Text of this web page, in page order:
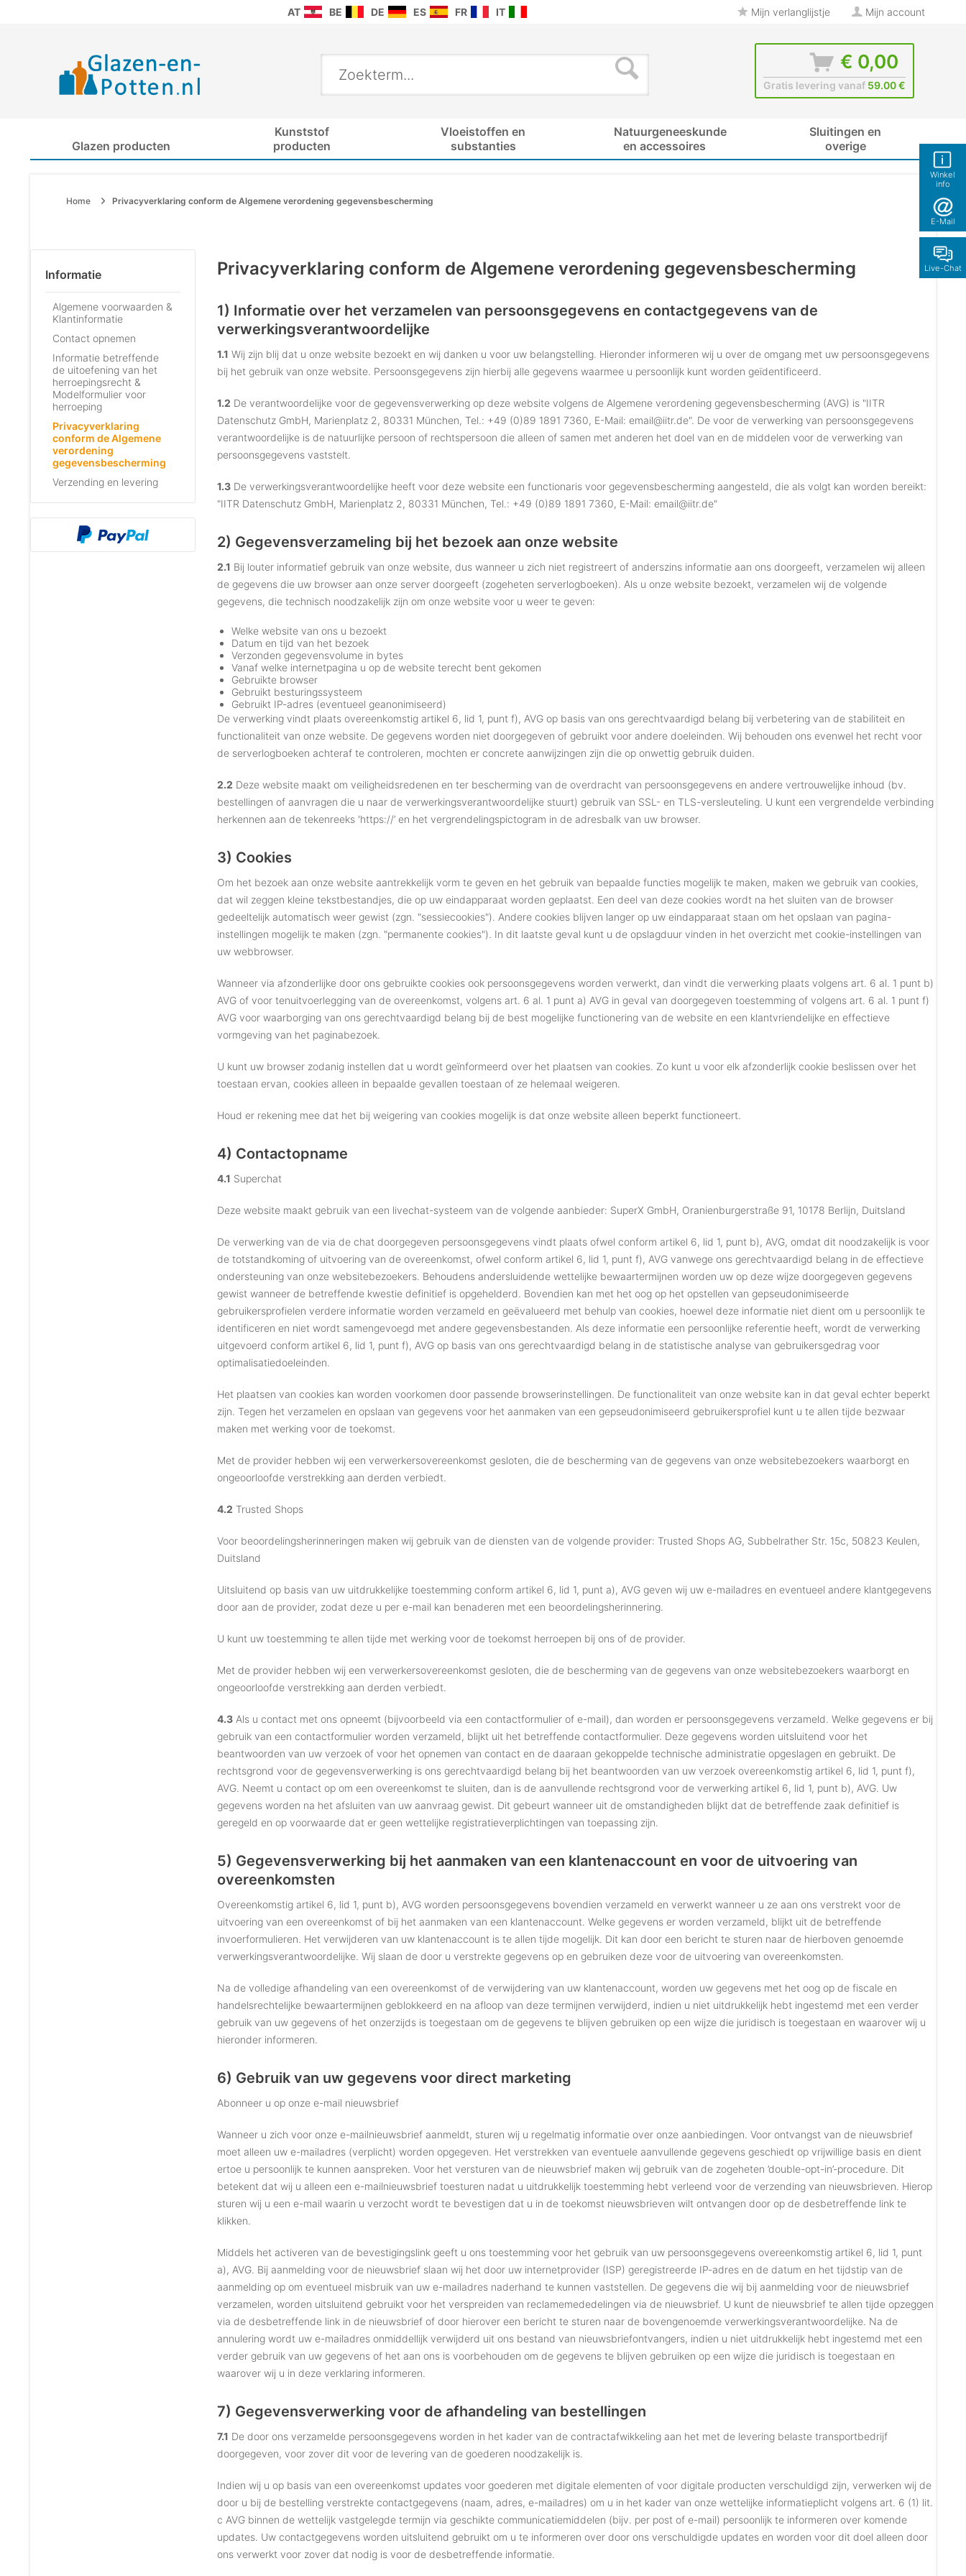
Winkel
info
E-Mail
Live-Chat
AT BE DE ES FR IT Mijn verlanglijstje Mijn account
€ 0,00
Gratis levering vanaf 59.00 €
Glazen producten
Kunststof
producten
Vloeistoffen en
substanties
Natuurgeneeskunde
en accessoires
Sluitingen en
overige
Home Privacyverklaring conform de Algemene verordening gegevensbescherming
Informatie
Algemene voorwaarden &
Klantinformatie
Contact opnemen
Informatie betreffende
de uitoefening van het
herroepingsrecht &
Modelformulier voor
herroeping
Privacyverklaring
conform de Algemene
verordening
gegevensbescherming
Verzending en levering
Privacyverklaring conform de Algemene verordening gegevensbescherming
1) Informatie over het verzamelen van persoonsgegevens en contactgegevens van de
verwerkingsverantwoordelijke
1.1 Wij zijn blij dat u onze website bezoekt en wij danken u voor uw belangstelling. Hieronder informeren wij u over de omgang met uw persoonsgegevens
bij het gebruik van onze website. Persoonsgegevens zijn hierbij alle gegevens waarmee u persoonlijk kunt worden geïdentificeerd.
1.2 De verantwoordelijke voor de gegevensverwerking op deze website volgens de Algemene verordening gegevensbescherming (AVG) is "IITR
Datenschutz GmbH, Marienplatz 2, 80331 München, Tel.: +49 (0)89 1891 7360, E-Mail: email@iitr.de". De voor de verwerking van persoonsgegevens
verantwoordelijke is de natuurlijke persoon of rechtspersoon die alleen of samen met anderen het doel van en de middelen voor de verwerking van
persoonsgegevens vaststelt.
1.3 De verwerkingsverantwoordelijke heeft voor deze website een functionaris voor gegevensbescherming aangesteld, die als volgt kan worden bereikt:
"IITR Datenschutz GmbH, Marienplatz 2, 80331 München, Tel.: +49 (0)89 1891 7360, E-Mail: email@iitr.de"
2) Gegevensverzameling bij het bezoek aan onze website
2.1 Bij louter informatief gebruik van onze website, dus wanneer u zich niet registreert of anderszins informatie aan ons doorgeeft, verzamelen wij alleen
de gegevens die uw browser aan onze server doorgeeft (zogeheten serverlogboeken). Als u onze website bezoekt, verzamelen wij de volgende
gegevens, die technisch noodzakelijk zijn om onze website voor u weer te geven:
Welke website van ons u bezoekt
Datum en tijd van het bezoek
Verzonden gegevensvolume in bytes
Vanaf welke internetpagina u op de website terecht bent gekomen
Gebruikte browser
Gebruikt besturingssysteem
Gebruikt IP-adres (eventueel geanonimiseerd)
De verwerking vindt plaats overeenkomstig artikel 6, lid 1, punt f), AVG op basis van ons gerechtvaardigd belang bij verbetering van de stabiliteit en
functionaliteit van onze website. De gegevens worden niet doorgegeven of gebruikt voor andere doeleinden. Wij behouden ons evenwel het recht voor
de serverlogboeken achteraf te controleren, mochten er concrete aanwijzingen zijn die op onwettig gebruik duiden.
2.2 Deze website maakt om veiligheidsredenen en ter bescherming van de overdracht van persoonsgegevens en andere vertrouwelijke inhoud (bv.
bestellingen of aanvragen die u naar de verwerkingsverantwoordelijke stuurt) gebruik van SSL- en TLS-versleuteling. U kunt een vergrendelde verbinding
herkennen aan de tekenreeks 'https://’ en het vergrendelingspictogram in de adresbalk van uw browser.
3) Cookies
Om het bezoek aan onze website aantrekkelijk vorm te geven en het gebruik van bepaalde functies mogelijk te maken, maken we gebruik van cookies,
dat wil zeggen kleine tekstbestandjes, die op uw eindapparaat worden geplaatst. Een deel van deze cookies wordt na het sluiten van de browser
gedeeltelijk automatisch weer gewist (zgn. "sessiecookies"). Andere cookies blijven langer op uw eindapparaat staan om het opslaan van pagina-
instellingen mogelijk te maken (zgn. "permanente cookies"). In dit laatste geval kunt u de opslagduur vinden in het overzicht met cookie-instellingen van
uw webbrowser.
Wanneer via afzonderlijke door ons gebruikte cookies ook persoonsgegevens worden verwerkt, dan vindt die verwerking plaats volgens art. 6 al. 1 punt b)
AVG of voor tenuitvoerlegging van de overeenkomst, volgens art. 6 al. 1 punt a) AVG in geval van doorgegeven toestemming of volgens art. 6 al. 1 punt f)
AVG voor waarborging van ons gerechtvaardigd belang bij de best mogelijke functionering van de website en een klantvriendelijke en effectieve
vormgeving van het paginabezoek.
U kunt uw browser zodanig instellen dat u wordt geïnformeerd over het plaatsen van cookies. Zo kunt u voor elk afzonderlijk cookie beslissen over het
toestaan ervan, cookies alleen in bepaalde gevallen toestaan of ze helemaal weigeren.
Houd er rekening mee dat het bij weigering van cookies mogelijk is dat onze website alleen beperkt functioneert.
4) Contactopname
4.1 Superchat
Deze website maakt gebruik van een livechat-systeem van de volgende aanbieder: SuperX GmbH, Oranienburgerstraße 91, 10178 Berlijn, Duitsland
De verwerking van de via de chat doorgegeven persoonsgegevens vindt plaats ofwel conform artikel 6, lid 1, punt b), AVG, omdat dit noodzakelijk is voor
de totstandkoming of uitvoering van de overeenkomst, ofwel conform artikel 6, lid 1, punt f), AVG vanwege ons gerechtvaardigd belang in de effectieve
ondersteuning van onze websitebezoekers. Behoudens andersluidende wettelijke bewaartermijnen worden uw op deze wijze doorgegeven gegevens
gewist wanneer de betreffende kwestie definitief is opgehelderd. Bovendien kan met het oog op het opstellen van gepseudonimiseerde
gebruikersprofielen verdere informatie worden verzameld en geëvalueerd met behulp van cookies, hoewel deze informatie niet dient om u persoonlijk te
identificeren en niet wordt samengevoegd met andere gegevensbestanden. Als deze informatie een persoonlijke referentie heeft, wordt de verwerking
uitgevoerd conform artikel 6, lid 1, punt f), AVG op basis van ons gerechtvaardigd belang in de statistische analyse van gebruikersgedrag voor
optimalisatiedoeleinden.
Het plaatsen van cookies kan worden voorkomen door passende browserinstellingen. De functionaliteit van onze website kan in dat geval echter beperkt
zijn. Tegen het verzamelen en opslaan van gegevens voor het aanmaken van een gepseudonimiseerd gebruikersprofiel kunt u te allen tijde bezwaar
maken met werking voor de toekomst.
Met de provider hebben wij een verwerkersovereenkomst gesloten, die de bescherming van de gegevens van onze websitebezoekers waarborgt en
ongeoorloofde verstrekking aan derden verbiedt.
4.2 Trusted Shops
Voor beoordelingsherinneringen maken wij gebruik van de diensten van de volgende provider: Trusted Shops AG, Subbelrather Str. 15c, 50823 Keulen,
Duitsland
Uitsluitend op basis van uw uitdrukkelijke toestemming conform artikel 6, lid 1, punt a), AVG geven wij uw e-mailadres en eventueel andere klantgegevens
door aan de provider, zodat deze u per e-mail kan benaderen met een beoordelingsherinnering.
U kunt uw toestemming te allen tijde met werking voor de toekomst herroepen bij ons of de provider.
Met de provider hebben wij een verwerkersovereenkomst gesloten, die de bescherming van de gegevens van onze websitebezoekers waarborgt en
ongeoorloofde verstrekking aan derden verbiedt.
4.3 Als u contact met ons opneemt (bijvoorbeeld via een contactformulier of e-mail), dan worden er persoonsgegevens verzameld. Welke gegevens er bij
gebruik van een contactformulier worden verzameld, blijkt uit het betreffende contactformulier. Deze gegevens worden uitsluitend voor het
beantwoorden van uw verzoek of voor het opnemen van contact en de daaraan gekoppelde technische administratie opgeslagen en gebruikt. De
rechtsgrond voor de gegevensverwerking is ons gerechtvaardigd belang bij het beantwoorden van uw verzoek overeenkomstig artikel 6, lid 1, punt f),
AVG. Neemt u contact op om een overeenkomst te sluiten, dan is de aanvullende rechtsgrond voor de verwerking artikel 6, lid 1, punt b), AVG. Uw
gegevens worden na het afsluiten van uw aanvraag gewist. Dit gebeurt wanneer uit de omstandigheden blijkt dat de betreffende zaak definitief is
geregeld en op voorwaarde dat er geen wettelijke registratieverplichtingen van toepassing zijn.
5) Gegevensverwerking bij het aanmaken van een klantenaccount en voor de uitvoering van
overeenkomsten
Overeenkomstig artikel 6, lid 1, punt b), AVG worden persoonsgegevens bovendien verzameld en verwerkt wanneer u ze aan ons verstrekt voor de
uitvoering van een overeenkomst of bij het aanmaken van een klantenaccount. Welke gegevens er worden verzameld, blijkt uit de betreffende
invoerformulieren. Het verwijderen van uw klantenaccount is te allen tijde mogelijk. Dit kan door een bericht te sturen naar de hierboven genoemde
verwerkingsverantwoordelijke. Wij slaan de door u verstrekte gegevens op en gebruiken deze voor de uitvoering van overeenkomsten.
Na de volledige afhandeling van een overeenkomst of de verwijdering van uw klantenaccount, worden uw gegevens met het oog op de fiscale en
handelsrechtelijke bewaartermijnen geblokkeerd en na afloop van deze termijnen verwijderd, indien u niet uitdrukkelijk hebt ingestemd met een verder
gebruik van uw gegevens of het onzerzijds is toegestaan om de gegevens te blijven gebruiken op een wijze die juridisch is toegestaan en waarover wij u
hieronder informeren.
6) Gebruik van uw gegevens voor direct marketing
Abonneer u op onze e-mail nieuwsbrief
Wanneer u zich voor onze e-mailnieuwsbrief aanmeldt, sturen wij u regelmatig informatie over onze aanbiedingen. Voor ontvangst van de nieuwsbrief
moet alleen uw e-mailadres (verplicht) worden opgegeven. Het verstrekken van eventuele aanvullende gegevens geschiedt op vrijwillige basis en dient
ertoe u persoonlijk te kunnen aanspreken. Voor het versturen van de nieuwsbrief maken wij gebruik van de zogeheten ’double-opt-in’-procedure. Dit
betekent dat wij u alleen een e-mailnieuwsbrief toesturen nadat u uitdrukkelijk toestemming hebt verleend voor de verzending van nieuwsbrieven. Hierop
sturen wij u een e-mail waarin u verzocht wordt te bevestigen dat u in de toekomst nieuwsbrieven wilt ontvangen door op de desbetreffende link te
klikken.
Middels het activeren van de bevestigingslink geeft u ons toestemming voor het gebruik van uw persoonsgegevens overeenkomstig artikel 6, lid 1, punt
a), AVG. Bij aanmelding voor de nieuwsbrief slaan wij het door uw internetprovider (ISP) geregistreerde IP-adres en de datum en het tijdstip van de
aanmelding op om eventueel misbruik van uw e-mailadres naderhand te kunnen vaststellen. De gegevens die wij bij aanmelding voor de nieuwsbrief
verzamelen, worden uitsluitend gebruikt voor het verspreiden van reclamemededelingen via de nieuwsbrief. U kunt de nieuwsbrief te allen tijde opzeggen
via de desbetreffende link in de nieuwsbrief of door hierover een bericht te sturen naar de bovengenoemde verwerkingsverantwoordelijke. Na de
annulering wordt uw e-mailadres onmiddellijk verwijderd uit ons bestand van nieuwsbriefontvangers, indien u niet uitdrukkelijk hebt ingestemd met een
verder gebruik van uw gegevens of het aan ons is voorbehouden om de gegevens te blijven gebruiken op een wijze die juridisch is toegestaan en
waarover wij u in deze verklaring informeren.
7) Gegevensverwerking voor de afhandeling van bestellingen
7.1 De door ons verzamelde persoonsgegevens worden in het kader van de contractafwikkeling aan het met de levering belaste transportbedrijf
doorgegeven, voor zover dit voor de levering van de goederen noodzakelijk is.
Indien wij u op basis van een overeenkomst updates voor goederen met digitale elementen of voor digitale producten verschuldigd zijn, verwerken wij de
door u bij de bestelling verstrekte contactgegevens (naam, adres, e-mailadres) om u in het kader van onze wettelijke informatieplicht volgens art. 6 (1) lit.
c AVG binnen de wettelijk vastgelegde termijn via geschikte communicatiemiddelen (bijv. per post of e-mail) persoonlijk te informeren over komende
updates. Uw contactgegevens worden uitsluitend gebruikt om u te informeren over door ons verschuldigde updates en worden voor dit doel alleen door
ons verwerkt voor zover dat nodig is voor de desbetreffende informatie.